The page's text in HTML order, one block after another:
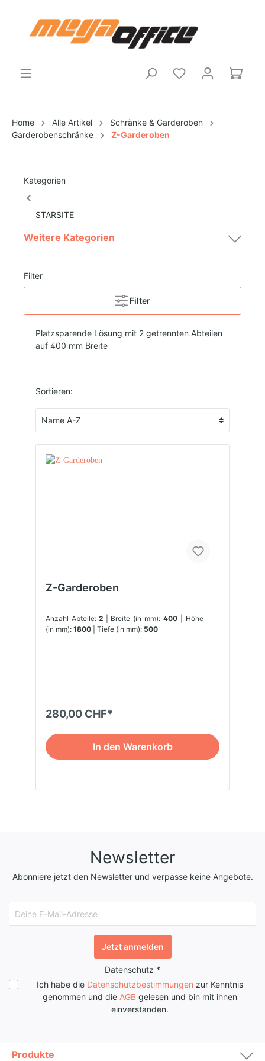
Home Alle Artikel
Schränke & Garderoben
Garderobenschränke
Z-Garderoben
Kategorien
STARSITE
Weitere Kategorien
Filter
Filter
Platzsparende Lösung mit 2 getrennten Abteilen
auf 400 mm Breite
Sortieren:
Z-Garderoben
Anzahl Abteile: 2 | Breite (in mm): 400
(in mm): 1800 | Tiefe (in mm): 500
280,00 CHF*
In den Warenkorb
Newsletter
Abonniere jetzt den Newsletter und verpasse keine Angebote.
Jetzt anmelden
Datenschutz *
Ich habe die Datenschutzbestimmungen zur Kenntnis
genommen und die AGBgelesen und bin mit ihnen
einverstanden.
Produkte